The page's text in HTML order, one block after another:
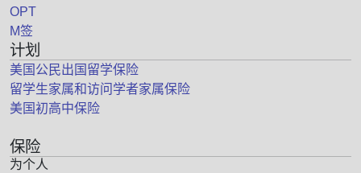
OPT
M签
计划
美国公民出国留学保险
留学生家属和访问学者家属保险
美国初高中保险
保险
为个人